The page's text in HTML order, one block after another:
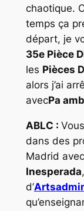
chaotique.
temps ça
départ, je
35e Pièce
les Pièces
alors j’ai
avecPa
ABLC :
dans des
Madrid
Inesperada
d’